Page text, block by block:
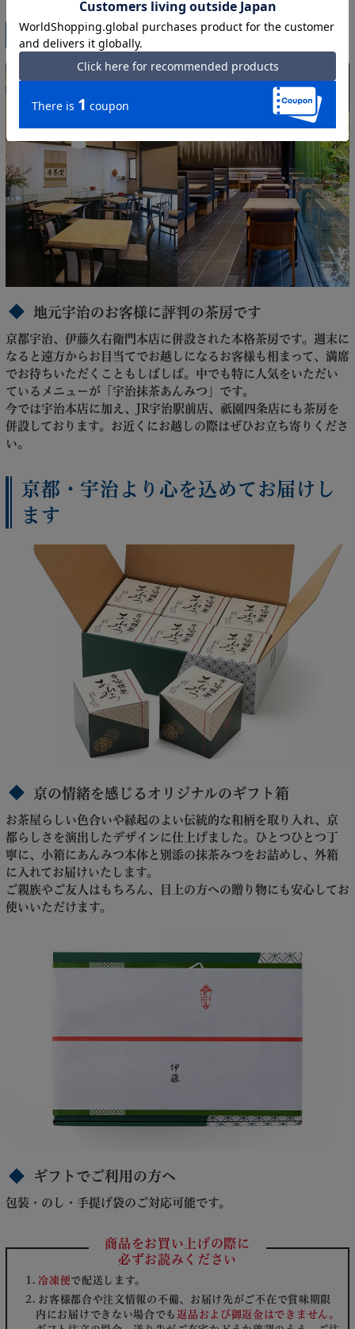
伊藤久右衛門の茶房とは
地元宇治のお客様に評判の茶房です
京都宇治、伊藤久右衛門本店に併設された本格茶房です。週末に
なると遠方からお目当てでお越しになるお客様も相まって、満席
でお待ちいただくこともしばしば。中でも特に人気をいただい
ているメニューが「宇治抹茶あんみつ」です。
今では宇治本店に加え、JR宇治駅前店、祇園四条店にも茶房を
併設しております。お近くにお越しの際はぜひお立ち寄りくださ
い。
京都・宇治より心を込めてお届けし
ます
京の情緒を感じるオリジナルのギフト箱
お茶屋らしい色合いや縁起のよい伝統的な和柄を取り入れ、京
都らしさを演出したデザインに仕上げました。ひとつひとつ丁
寧に、小箱にあんみつ本体と別添の抹茶みつをお詰めし、外箱
に入れてお届けいたします。
ご親族やご友人はもちろん、目上の方への贈り物にも安心してお
使いいただけます。
ギフトでご利用の方へ
包装・のし・手提げ袋のご対応可能です。
商品をお買い上げの際に
必ずお読みください
冷凍便で配送します。
お客様都合や注文情報の不備、お届け先がご不在で賞味期限
内にお届けできない場合でも返品および御返金はできません。